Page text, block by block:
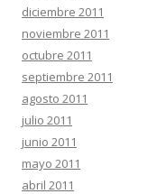
diciembre 2011
noviembre 2011
octubre 2011
septiembre 2011
agosto 2011
julio 2011
junio 2011
mayo 2011
abril 2011